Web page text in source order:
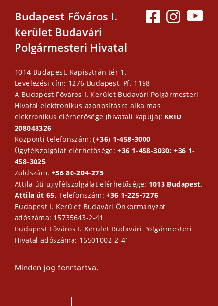
Budapest Főváros I.
kerület Budavári
Polgármesteri Hivatal
1014 Budapest, Kapisztrán tér 1.
Levelezési cím: 1276 Budapest, Pf. 1198
A Budapest Főváros I. Kerület Budavári Polgármesteri
Hivatal elektronikus azonosításra alkalmas
elektronikus elérhetősége (hivatali kapuja): KRID
208048326
Központi telefonszám:(+36) 1-458-3000
Ügyfélszolgálat elérhetősége:+36 1-458-3030; +36 1-
458-3025
Zöldszám: +36 80-204-275
Attila úti ügyfélszolgálat elérhetősége: 1013 Budapest,
Attila út 65.Telefonszám:+36 1-225-7276
Budapest I. Kerület Budavári Önkormányzat
adószáma: 15735643-2-41
Budapest Főváros I. Kerület Budavári Polgármesteri
Hivatal adószáma: 15501002-2-41
Minden jog fenntartva.